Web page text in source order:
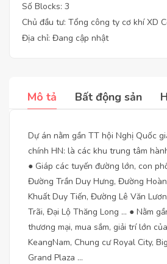
Số Blocks: 3
Chủ đầu tư: Tổng công ty cơ khí XD
Địa chỉ: Đang cập nhật
Mô tả Bất động sản
Dự án nằm gần TT hội Nghị Quốc
chính HN: là các khu trung tâm
● Giáp các tuyến đường lớn, con
Đường Trần Duy Hưng, Đường
Khuất Duy Tiến, Đường Lê Văn
Trãi, Đại Lộ Thăng Long ... ● Nằm
thương mại, mua sắm, giải trí lớn
KeangNam, Chung cư Royal City,
Grand Plaza ...